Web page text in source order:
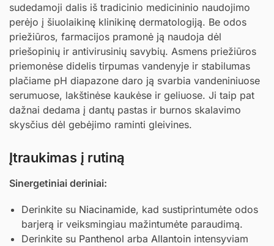
sudedamoji dalis iš tradicinio medicininio naudojimo
perėjo į šiuolaikinę klinikinę dermatologiją. Be odos
priežiūros, farmacijos pramonė ją naudoja dėl
priešopinių ir antivirusinių savybių. Asmens priežiūros
priemonėse didelis tirpumas vandenyje ir stabilumas
plačiame pH diapazone daro ją svarbia vandeniniuose
serumuose, lakštinėse kaukėse ir geliuose. Ji taip pat
dažnai dedama į dantų pastas ir burnos skalavimo
skysčius dėl gebėjimo raminti gleivines.
Įtraukimas į rutiną
Sinergetiniai deriniai:
Derinkite su Niacinamide, kad sustiprintumėte odos
barjerą ir veiksmingiau mažintumėte paraudimą.
Derinkite su Panthenol arba Allantoin intensyviam